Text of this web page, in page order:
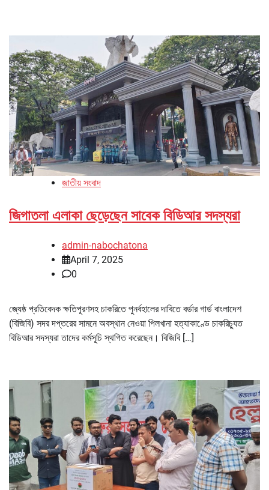
জাতীয় সংবাদ
জিগাতলা এলাকা ছেড়েছেন সাবেক বিডিআর সদস্যরা
admin-nabochatona
April 7, 2025
0
জ্যেষ্ঠ প্রতিবেদক ক্ষতিপূরণসহ চাকরিতে পুনর্বহালের দাবিতে বর্ডার গার্ড বাংলাদেশ
(বিজিবি) সদর দপ্তরের সামনে অবস্থান নেওয়া পিলখানা হত্যাকাণ্ডে চাকরিচ্যুত
বিডিআর সদস্যরা তাদের কর্মসূচি স্থগিত করেছেন। বিজিবি […]